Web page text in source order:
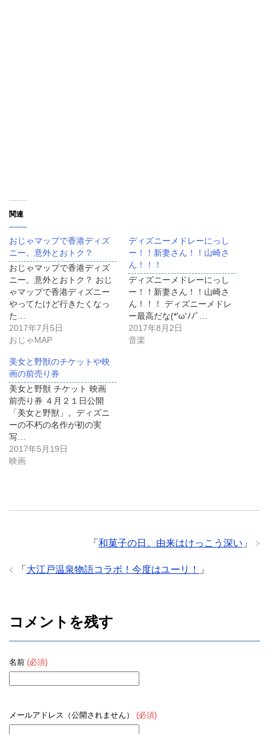
関連
おじゃマップで香港ディズ
ニー。意外とおトク？
おじゃマップで香港ディズ
ニー。意外とおトク？ おじ
ゃマップで香港ディズニー
やってたけど行きたくなっ
た…
2017年7月5日
おじゃMAP
ディズニーメドレーにっし
ー！！新妻さん！！山崎さ
ん！！！
ディズニーメドレーにっし
ー！！新妻さん！！山崎さ
ん！！！ ディズニーメドレ
ー最高だな(*'ω'ﾉﾉﾞ…
2017年8月2日
音楽
美女と野獣のチケットや映
画の前売り券
美女と野獣 チケット 映画
前売り券 ４月２１日公開
「美女と野獣」。ディズニ
ーの不朽の名作が初の実
写…
2017年5月19日
映画
「 和菓子の日。由来はけっこう深い 」
「 大江戸温泉物語コラボ！今度はユーリ！ 」
コメントを残す
名前 (必須)
メールアドレス（公開されません） (必須)